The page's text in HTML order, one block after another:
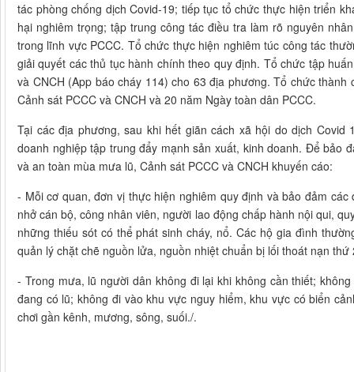
tác phòng chống dịch Covid-19; tiếp tục tổ chức thực hiện triển
hại nghiêm trọng; tập trung công tác điều tra làm rõ nguyên
trong lĩnh vực PCCC. Tổ chức thực hiện nghiêm túc công tác
giải quyết các thủ tục hành chính theo quy định. Tổ chức tập
và CNCH (App báo cháy 114) cho 63 địa phương. Tổ chức
Cảnh sát PCCC và CNCH và 20 năm Ngày toàn dân PCCC.
Tại các địa phương, sau khi hết giãn cách xã hội do dịch
doanh nghiệp tập trung đẩy mạnh sản xuất, kinh doanh. Để bảo
và an toàn mùa mưa lũ, Cảnh sát PCCC và CNCH khuyến cáo:
- Mỗi cơ quan, đơn vị thực hiện nghiêm quy định và bảo đảm
nhở cán bộ, công nhân viên, người lao động chấp hành nội qui,
những thiếu sót có thể phát sinh cháy, nổ. Các hộ gia đình
quản lý chặt chẽ nguồn lửa, nguồn nhiệt chuẩn bị lối thoát nạn
- Trong mưa, lũ người dân không đi lại khi không cần thiết;
đang có lũ; không đi vào khu vực nguy hiểm, khu vực có biển
chơi gần kênh, mương, sông, suối./.